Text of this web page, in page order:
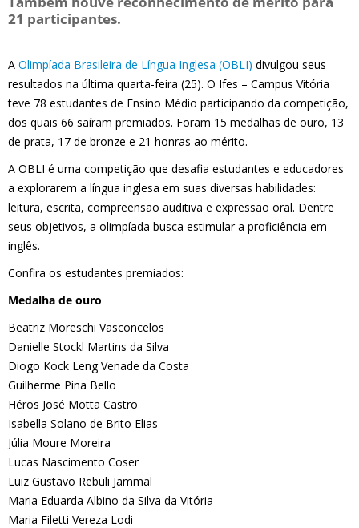
21 participantes.
A Olimpíada Brasileira de Língua Inglesa (OBLI) divulgou seus
resultados na última quarta-feira (25). O Ifes – Campus Vitória
teve 78 estudantes de Ensino Médio participando da competição,
dos quais 66 saíram premiados. Foram 15 medalhas de ouro, 13
de prata, 17 de bronze e 21 honras ao mérito.
A OBLI é uma competição que desafia estudantes e educadores
a explorarem a língua inglesa em suas diversas habilidades:
leitura, escrita, compreensão auditiva e expressão oral. Dentre
seus objetivos, a olimpíada busca estimular a proficiência em
inglês.
Confira os estudantes premiados:
Medalha de ouro
Beatriz Moreschi Vasconcelos
Danielle Stockl Martins da Silva
Diogo Kock Leng Venade da Costa
Guilherme Pina Bello
Héros José Motta Castro
Isabella Solano de Brito Elias
Júlia Moure Moreira
Lucas Nascimento Coser
Luiz Gustavo Rebuli Jammal
Maria Eduarda Albino da Silva da Vitória
Maria Filetti Vereza Lodi